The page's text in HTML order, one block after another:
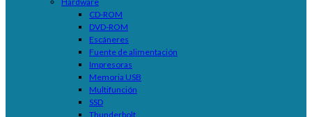
CD-ROM
DVD-ROM
Escáneres
Fuente de alimentación
Impresoras
Memoria USB
Multifunción
SSD
Thunderbolt